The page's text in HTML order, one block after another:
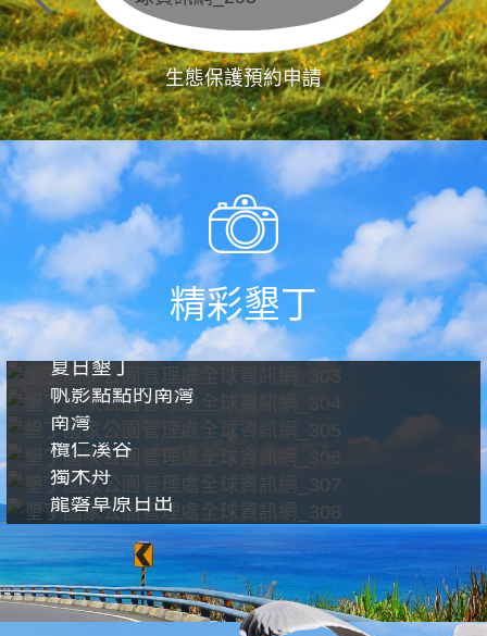
生態保護預約申請
精彩墾丁
夏日墾丁
帆影點點的南灣
南灣
欖仁溪谷
獨木舟
龍磐草原日出